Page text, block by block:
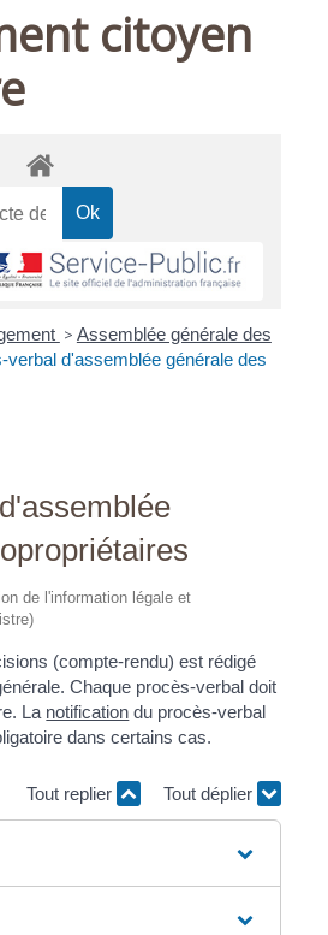
citoyen
> Assemblée générale des
verbal d'assemblée générale des
de l'information légale et
(compte-rendu) est rédigé
Chaque procès-verbal doit
La notification du procès-verbal
dans certains cas.
Tout replier Tout déplier